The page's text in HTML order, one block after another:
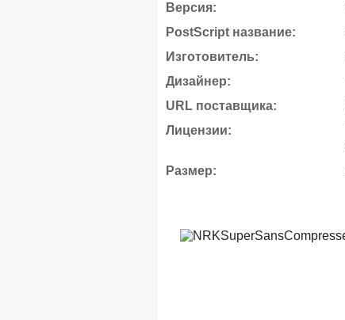
Версия:
PostScript название:
Изготовитель:
Дизайнер:
URL поставщика:
Лицензии:
Размер: